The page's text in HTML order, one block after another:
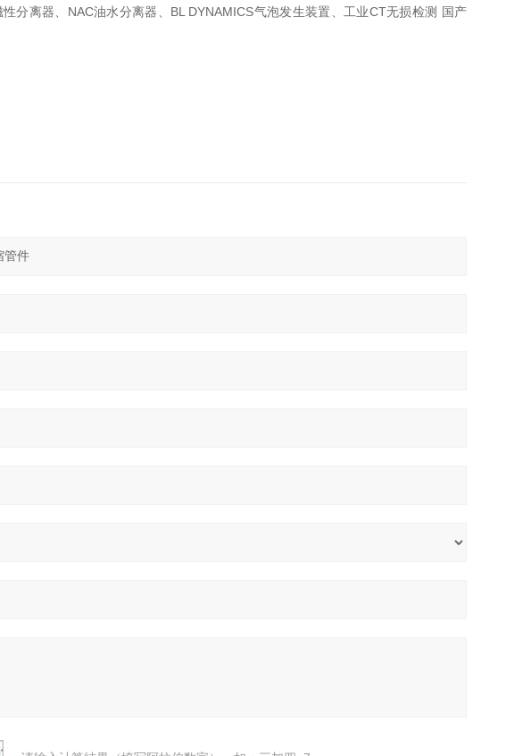
分离器、NAC油水分离器、BL DYNAMICS气泡发生装置、工业CT无损检测 国产